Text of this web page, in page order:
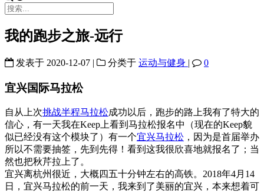
我的跑步之旅-远行
发表于 2020-12-07 | 分类于 运动与健身 | 0
宜兴国际马拉松
自从上次挑战半程马拉松成功以后，跑步的路上我有了特大的
信心，有一天我在Keep上看到马拉松报名中（现在的Keep貌
似已经没有这个模块了）有一个宜兴马拉松 ，因为是首届举办
所以不需要抽签，先到先得！看到这我很欣喜地就报名了；当
然也把秋芹拉上了。
宜兴离杭州很近，大概四五十分钟左右的高铁。2018年4月14
日，宜兴马拉松的前一天，我来到了美丽的宜兴，本来想着可